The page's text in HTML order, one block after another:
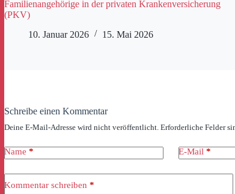
Familienangehörige in der privaten Krankenversicherung
(PKV)
10. Januar 2026
15. Mai 2026
Schreibe einen Kommentar
Deine E-Mail-Adresse wird nicht veröffentlicht. Erforderliche Felder
Name * E-Mail *
Kommentar schreiben *